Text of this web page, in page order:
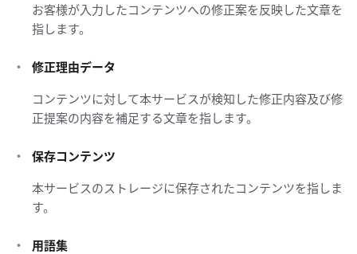
お客様が入力したコンテンツへの修正案を反映した文章を
指します。
修正理由データ
コンテンツに対して本サービスが検知した修正内容及び修
正提案の内容を補足する文章を指します。
保存コンテンツ
本サービスのストレージに保存されたコンテンツを指しま
す。
用語集